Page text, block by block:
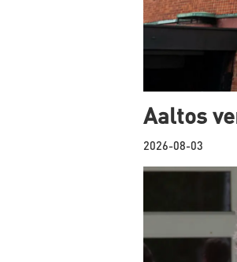
Aaltos
2026-08-03